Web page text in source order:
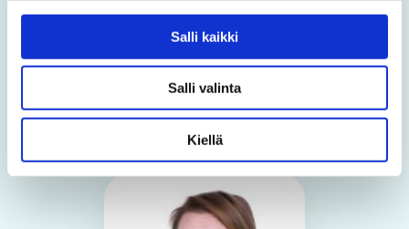
Salli kaikki
Salli valinta
Kiellä
Fast Move Oy
Kevätkukantie 2
06400 Porvoo